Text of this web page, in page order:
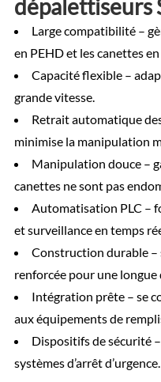
dépalettiseurs
Large compatibilité –
en PEHD et les canettes
Capacité flexible –
grande vitesse.
Retrait automatique
minimise la manipulation
Manipulation douce –
canettes ne sont pas
Automatisation PLC –
et surveillance en temps
Construction durable
renforcée pour une longue
Intégration prête – se
aux équipements de
Dispositifs de sécurité
systèmes d’arrêt d’urgence.